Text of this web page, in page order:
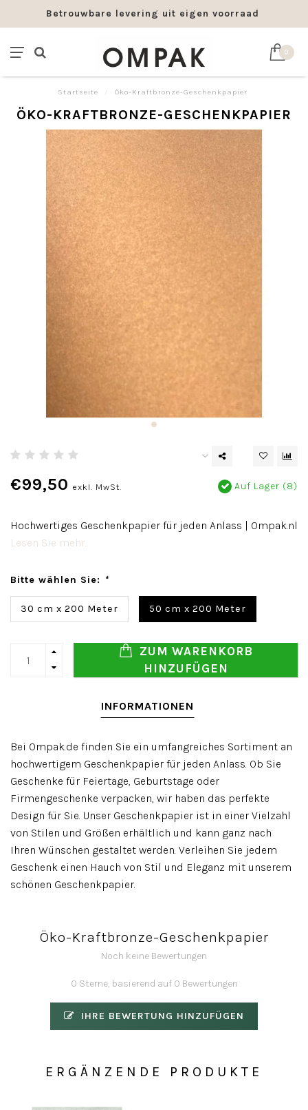
Betrouwbare levering uit eigen voorraad
0
Startseite Öko-Kraftbronze-Geschenkpapier
ÖKO-KRAFTBRONZE-GESCHENKPAPIER
€99,50 exkl. MwSt. Auf Lager (8)
Hochwertiges Geschenkpapier für jeden Anlass | Ompak.nl
Lesen Sie mehr..
Bitte wählen Sie: *
30 cm x 200 Meter 50 cm x 200 Meter
ZUM WARENKORB
HINZUFÜGEN
INFORMATIONEN
Bei Ompak.de finden Sie ein umfangreiches Sortiment an
hochwertigem Geschenkpapier für jeden Anlass. Ob Sie
Geschenke für Feiertage, Geburtstage oder
Firmengeschenke verpacken, wir haben das perfekte
Design für Sie. Unser Geschenkpapier ist in einer Vielzahl
von Stilen und Größen erhältlich und kann ganz nach
Ihren Wünschen gestaltet werden. Verleihen Sie jedem
Geschenk einen Hauch von Stil und Eleganz mit unserem
schönen Geschenkpapier.
Öko-Kraftbronze-Geschenkpapier
Noch keine Bewertungen
0 Sterne, basierend auf 0 Bewertungen
IHRE BEWERTUNG HINZUFÜGEN
ERGÄNZENDE PRODUKTE